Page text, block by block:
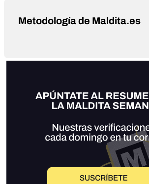
Metodología de Maldita.es